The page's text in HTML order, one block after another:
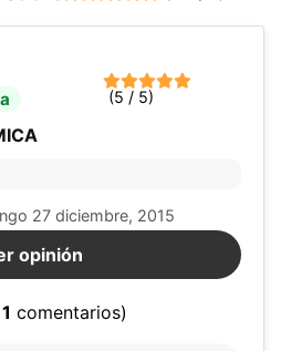
(5 / 5)
27 diciembre, 2015
opinión
1 comentarios)